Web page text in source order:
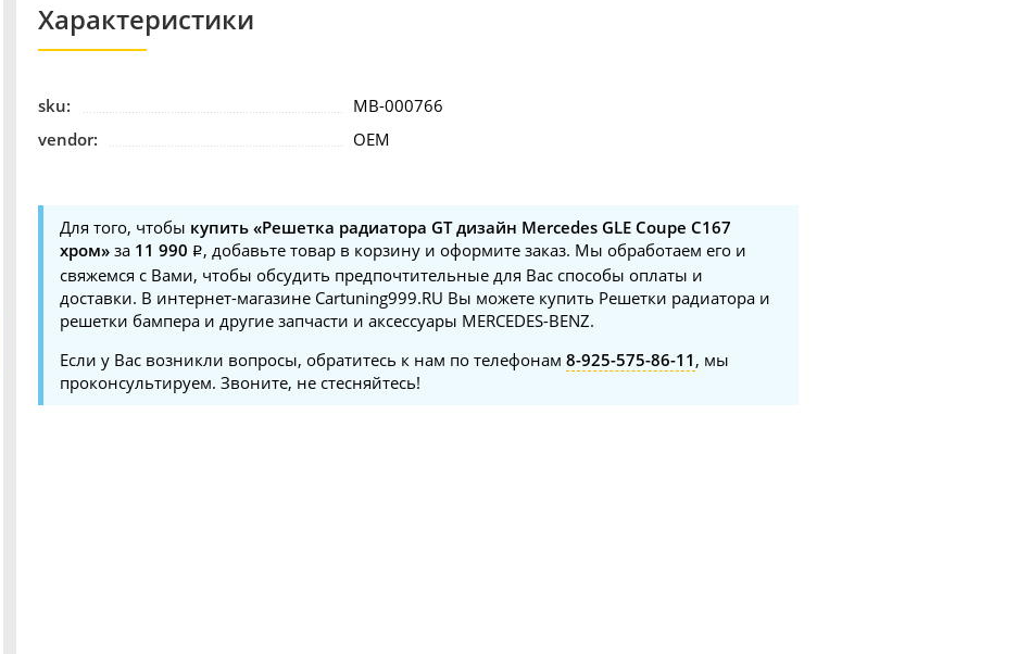
Характеристики
sku:
MB-000766
vendor:
OEM
Для того, чтобы купить «Решетка радиатора GT дизайн Mercedes GLE Coupe C167
хром» за 11 990
, добавьте товар в корзину и оформите заказ. Мы обработаем его и
свяжемся с Вами, чтобы обсудить предпочтительные для Вас способы оплаты и
доставки. В интернет-магазине Cartuning999.RU Вы можете купить Решетки радиатора и
решетки бампера и другие запчасти и аксессуары MERCEDES-BENZ.
Если у Вас возникли вопросы, обратитесь к нам по телефонам 8-925-575-86-11 , мы
проконсультируем. Звоните, не стесняйтесь!